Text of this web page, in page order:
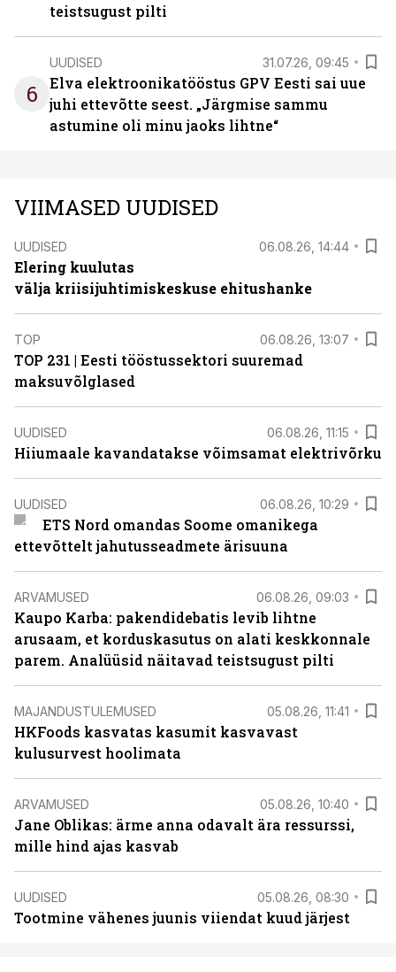
teistsugust pilti
6
UUDISED 31.07.26, 09:45
Elva elektroonikatööstus GPV Eesti sai uue
juhi ettevõtte seest. „Järgmise sammu
astumine oli minu jaoks lihtne“
VIIMASED UUDISED
UUDISED 06.08.26, 14:44
Elering kuulutas
välja kriisijuhtimiskeskuse ehitushanke
TOP 06.08.26, 13:07
TOP 231 | Eesti tööstussektori suuremad
maksuvõlglased
UUDISED 06.08.26, 11:15
Hiiumaale kavandatakse võimsamat elektrivõrku
UUDISED 06.08.26, 10:29
ETS Nord omandas Soome omanikega
ettevõttelt jahutusseadmete ärisuuna
ARVAMUSED 06.08.26, 09:03
Kaupo Karba: pakendidebatis levib lihtne
arusaam, et korduskasutus on alati keskkonnale
parem. Analüüsid näitavad teistsugust pilti
MAJANDUSTULEMUSED 05.08.26, 11:41
HKFoods kasvatas kasumit kasvavast
kulusurvest hoolimata
ARVAMUSED 05.08.26, 10:40
Jane Oblikas: ärme anna odavalt ära ressurssi,
mille hind ajas kasvab
UUDISED 05.08.26, 08:30
Tootmine vähenes juunis viiendat kuud järjest